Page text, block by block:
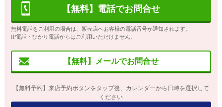
【無料】電話でお問合せ
無料電話をご利用の場合は、販売店へお客様の電話番号が通知されます。
IP電話・ひかり電話からはご利用いただけません。
【無料】メールでお問合せ
【無料予約】来店予約ボタンをタップ後、カレンダーから日時を選択して
ください